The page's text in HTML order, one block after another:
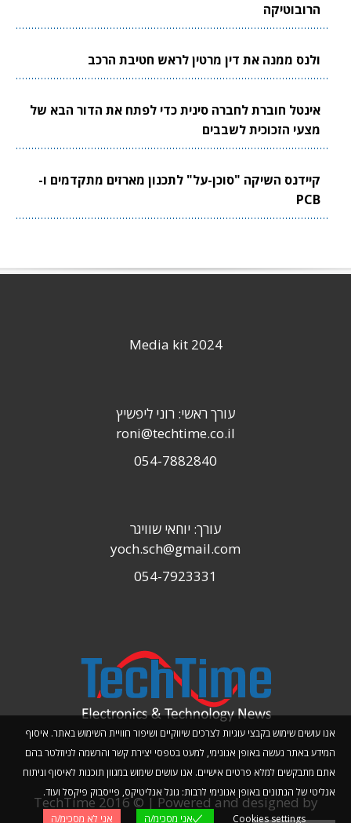
הרובוטיקה
ולנס ממנה את דין מרטין לראש חטיבת הרכב
אינטל חוברת לחברה סינית כדי לפתח את הדור הבא של
מצעי הזכוכית לשבבים
קיידנס השיקה "סוכן-על" לתכנון מארזים מתקדמים ו-
PCB
אנו עושים שימוש בקבצי עוגיות לצרכים שיווקיים ושיפור חוויית השימוש באתר. איסוף
המידע באתר נעשה באופן אנונימי, למעט בטפסי יצירת קשר והרשמה לניוזלטר בהם
אתם מתבקשים למלא פרטים אישיים. אנו עושים שימוש במגוון תוכנות לאיסוף וניתוח
אנליטי של הנתונים באופן אנונימי לרבות: גוגל אנליטיקס, פייסבוק פיקסל ועוד.
Cookies settings
אני מסכימ/ה אני לא מסכימ/ה
Media kit 2024
עורך ראשי: רוני ליפשיץ
roni@techtime.co.il
054-7882840
עורך: יוחאי שוויגר
yoch.sch@gmail.com
054-7923331
TechTime 2016 © | Powered and designed by